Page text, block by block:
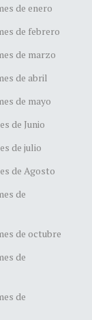
de enero
de febrero
de marzo
de abril
de mayo
de Junio
de julio
de Agosto
de
de octubre
de
de